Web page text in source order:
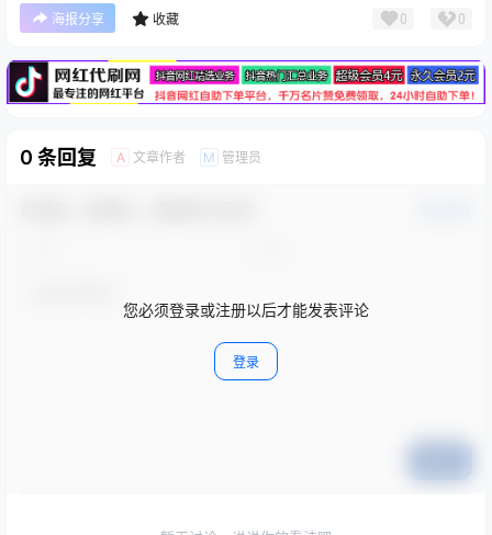
海报分享 收藏 0 0
广告
0 条回复 A 文章作者 M 管理员
您必须登录或注册以后才能发表评论
登录